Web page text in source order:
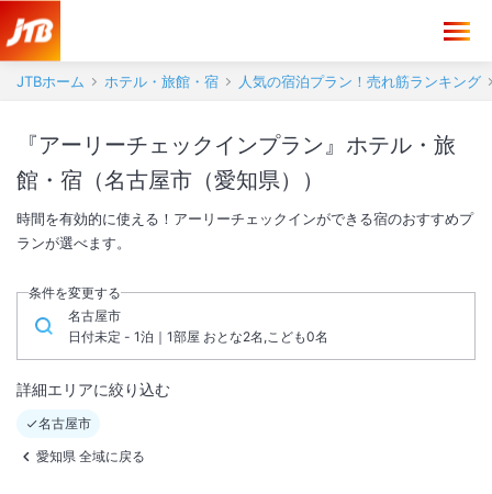
JTBホーム ホテル・旅館・宿 人気の宿泊プラン！売れ筋ランキング
『アーリーチェックインプラン』ホテル・旅
館・宿（名古屋市（愛知県））
時間を有効的に使える！アーリーチェックインができる宿のおすすめプ
ランが選べます。
条件を変更する
名古屋市
日付未定 - 1泊｜1部屋 おとな2名,こども0名
詳細エリアに絞り込む
名古屋市
愛知県 全域に戻る